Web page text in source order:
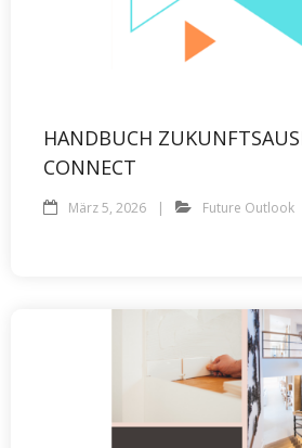
HANDBUCH
CONNECT
März 5, 2026 Future Outlook